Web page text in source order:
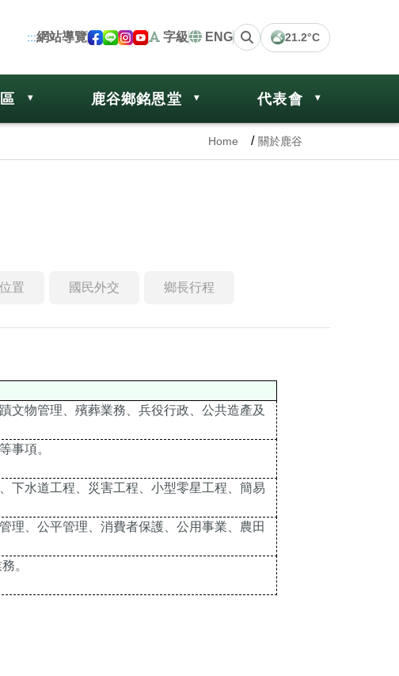
:::網站導覽 字級 ENG 21.2°C
鹿谷鄉銘恩堂 代表會
Home 關於鹿谷
置 國民外交 鄉長行程
文物管理、殯葬業務、兵役行政、公共造產及
事項。
下水道工程、災害工程、小型零星工程、簡易
理、公平管理、消費者保護、公用事業、農田
。